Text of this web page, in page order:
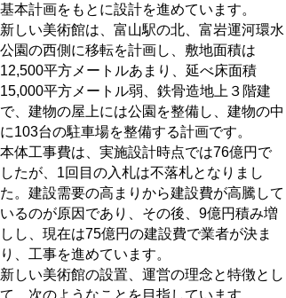
基本計画をもとに設計を進めています。
新しい美術館は、富山駅の北、富岩運河環水
公園の西側に移転を計画し、敷地面積は
12,500平方メートルあまり、延べ床面積
15,000平方メートル弱、鉄骨造地上３階建
で、建物の屋上には公園を整備し、建物の中
に103台の駐車場を整備する計画です。
本体工事費は、実施設計時点では76億円で
したが、1回目の入札は不落札となりまし
た。建設需要の高まりから建設費が高騰して
いるのが原因であり、その後、9億円積み増
しし、現在は75億円の建設費で業者が決ま
り、工事を進めています。
新しい美術館の設置、運営の理念と特徴とし
て、次のようなことを目指しています。